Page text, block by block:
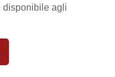
disponibile agli